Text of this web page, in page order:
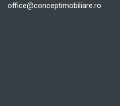
office@conceptimobiliare.ro